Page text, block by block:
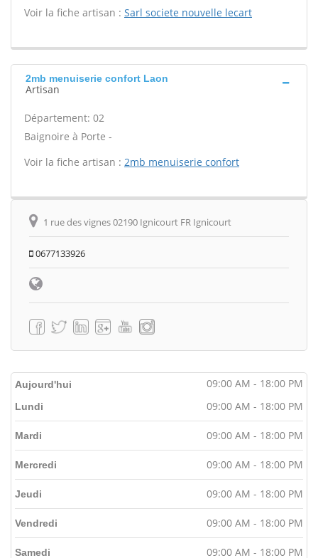
Voir la fiche artisan : Sarl societe nouvelle lecart
2mb menuiserie confort Laon
Artisan
Département: 02
Baignoire à Porte -
Voir la fiche artisan : 2mb menuiserie confort
1 rue des vignes 02190 Ignicourt FR Ignicourt
0677133926
Aujourd'hui 09:00 AM - 18:00 PM
Lundi 09:00 AM - 18:00 PM
Mardi 09:00 AM - 18:00 PM
Mercredi 09:00 AM - 18:00 PM
Jeudi 09:00 AM - 18:00 PM
Vendredi 09:00 AM - 18:00 PM
Samedi 09:00 AM - 18:00 PM